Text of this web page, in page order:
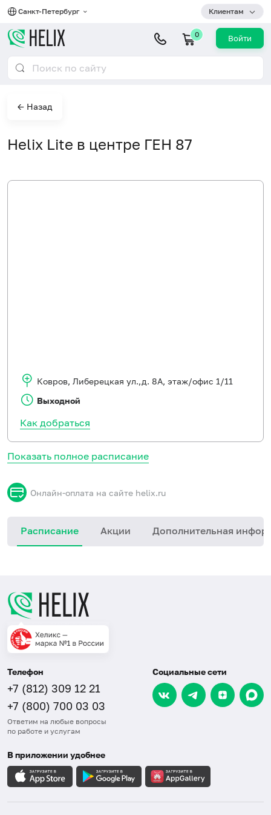
Санкт-Петербург Клиентам
0 Войти
← Назад
Helix Lite в центре ГЕН 87
Показать полное расписание
Онлайн-оплата на сайте helix.ru
Расписание Акции Дополнительная
Ковров, Либерецкая ул.,д. 8А, этаж/офис 1/11
Выходной
Как добраться
Телефон
+7 (812) 309 12 21
+7 (800) 700 03 03
Ответим на любые вопросы
по работе и услугам
Социальные сети
В приложении удобнее